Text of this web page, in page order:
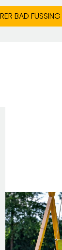
BAD FÜSSING